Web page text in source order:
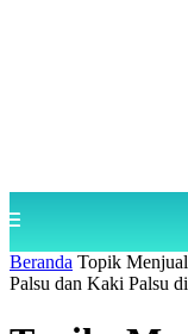
Beranda Topik
Palsu dan Kaki Palsu